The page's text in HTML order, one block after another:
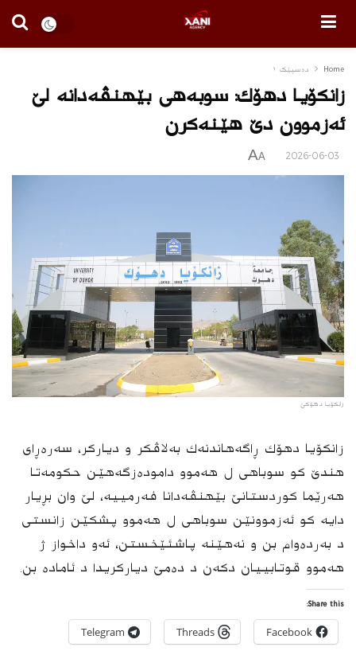
Home دەسپێک ١
زانکۆیا دهۆك: سوبه‌هی بێهنڤەدانه ‌لێ
ئه‌زموون دێ هێنه‌كرن
2026-06-03
A
A
زانكۆیا دهۆكێ
زانكۆیا دهۆك ڕاگه‌هاندنه‌ك به‌لاڤكر و دیاركر، سەرەڕای
هندێ کو سوباهی ل هەموو داموده‌زگه‌هێن حكومه‌تا
هه‌رێما كوردستانێ بێهنڤەدانا فەرمییە، لێ وان بڕیار
دایه‌ کو ئه‌زموونێن سوباهی ل هەموو پشکێن زانستی
د بەردەوام بن و نەهێنە پاشئێخستن، ئه‌و داخواز ژ
هەموو قوتابییان دکەن د دەمێ دیارکریدا د ئامادە بن.
Share this:
Facebook
Threads
Telegram